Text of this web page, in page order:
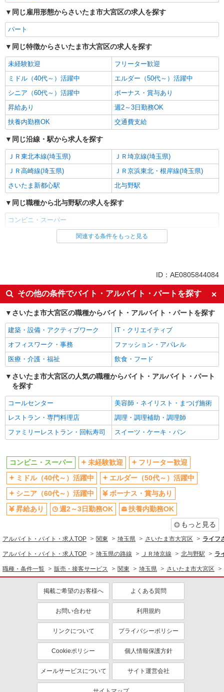
同じ雇用形態からさいたま市大宮区の求人を探す
パート
同じ特徴からさいたま市大宮区の求人を探す
未経験歓迎
フリーター歓迎
ミドル（40代～）活躍中
エルダー（50代～）活躍中
シニア（60代～）活躍中
ボーナス・賞与あり
昇給あり
週2～3日勤務OK
扶養内勤務OK
交通費支給
同じ沿線・駅から求人を探す
ＪＲ東北本線(埼玉県)
ＪＲ埼京線(埼玉県)
ＪＲ高崎線(埼玉県)
ＪＲ京浜東北・根岸線(埼玉県)
さいたま新都心駅
北与野駅
同じ職種から北与野駅の求人を探す
コンビニ・スーパー
同じ雇用形態から北与野駅の求人を探す
未経験歓迎
フリーター歓迎
ミドル（40代～）活躍中
エルダー（50代～）活躍中
シニア（60代～）活躍中
ボーナス・賞与あり
昇給あり
週2～3日勤務OK
扶養内勤務OK
交通費支給
同じ職種から求人を探す
販売・接客サービス
コンビニ・スーパー
同じ特徴から求人を探す
未経験歓迎
ミドル（40代～）活躍中
扶養内勤務OK
交通費支給
関連する条件をもっと見る
ID：AE0805844084
その他の条件でバイト・アルバイト・パートを探す
さいたま市大宮区の職種からバイト・アルバイト・パートを探す
建築・設備・アクティブワーク
IT・クリエイティブ
オフィスワーク・事務
ファッション・アパレル
医療・介護・福祉
飲食・フード
さいたま市大宮区の人気の職種からバイト・アルバイト・パート
を探す
コールセンター
美容師・ネイリスト・まつげ施術
レストラン・専門料理店
調理・調理補助・調理師
ファミリーレストラン・回転寿司
スイーツ・ケーキ・パン
コンビニ・スーパー 未経験歓迎
フリーター歓迎
ミドル（40代～）活躍中
エルダー（50代～）活躍中
シニア（60代～）活躍中
ボーナス・賞与あり
昇給あり
週2～3日勤務OK
扶養内勤務OK
もっと見る
アルバイト・バイト・求人TOP 関東 埼玉県 さいたま市大宮区 ライフ
アルバイト・バイト・求人TOP 埼玉県の路線 ＪＲ埼京線 北与野駅 ラ
職種・条件一覧 販売・接客サービス 関東 埼玉県 さいたま市大宮区
掲載ご希望のお客様へ よくある質問
お問い合わせ 利用規約
リンクについて プライバシーポリシー
Cookieポリシー 個人情報保護方針
メールサービスについて サイト運営会社